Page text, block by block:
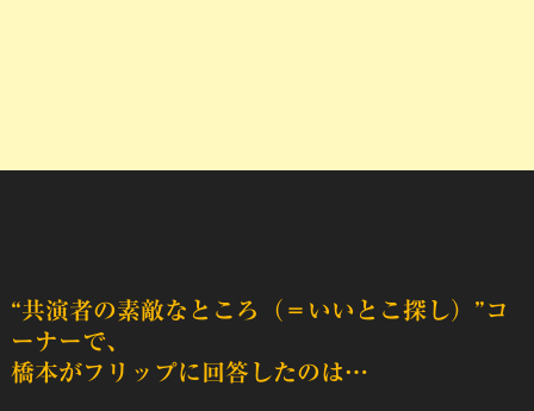
“共演者の素敵なところ（＝いいとこ探し）”コ
ーナーで、
橋本がフリップに回答したのは…